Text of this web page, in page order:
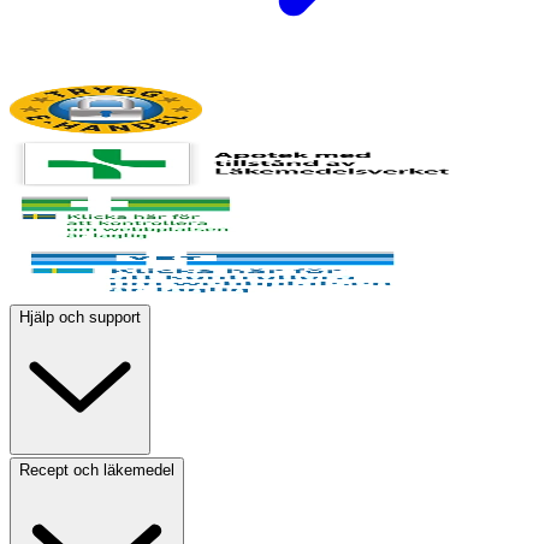
Hjälp och support
Recept och läkemedel